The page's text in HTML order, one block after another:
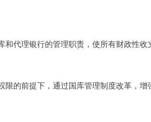
代理银行的管理职责，使所有财政性收
的前提下，通过国库管理制度改革，增